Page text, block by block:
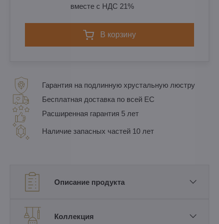
вместе с НДС 21%
в корзину
Гарантия на подлинную хрустальную люстру
Бесплатная доставка по всей ЕС
Расширенная гарантия 5 лет
Наличие запасных частей 10 лет
Описание продукта
Коллекция